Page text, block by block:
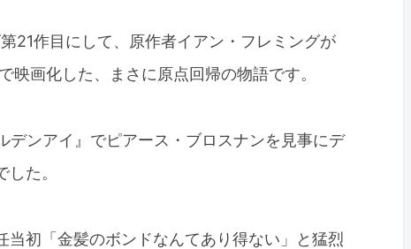
21作目にして、原作者イアン・フレミングが
画化した、まさに原点回帰の物語です。
ンアイ』でピアース・ブロスナンを見事にデ
た。
初「金髪のボンドなんてあり得ない」と猛烈